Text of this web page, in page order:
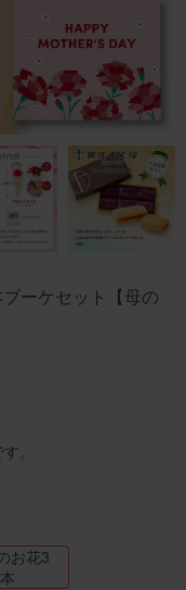
ーケセット【母の
。
お花3
本